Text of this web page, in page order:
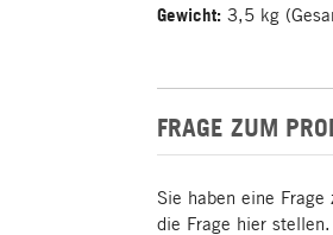
Gewicht: 3,5 kg
FRAGE ZUM
Sie haben eine Frage
die Frage hier